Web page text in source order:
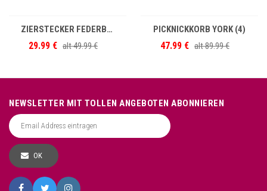
ZIERSTECKER FEDERBÄUME S/6
29.99 € alt49.99 €
PICKNICKKORB YORK (4)
47.99 € alt89.99 €
NEWSLETTER MIT TOLLEN ANGEBOTEN ABONNIEREN
OK